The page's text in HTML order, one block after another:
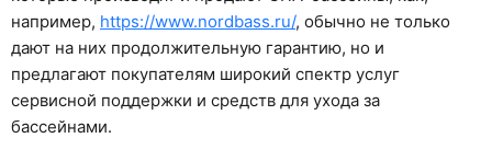
например, https://www.nordbass.ru/, обычно не только
дают на них продолжительную гарантию, но и
предлагают покупателям широкий спектр услуг
сервисной поддержки и средств для ухода за
бассейнами.